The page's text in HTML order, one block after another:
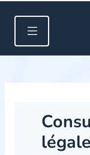
légale